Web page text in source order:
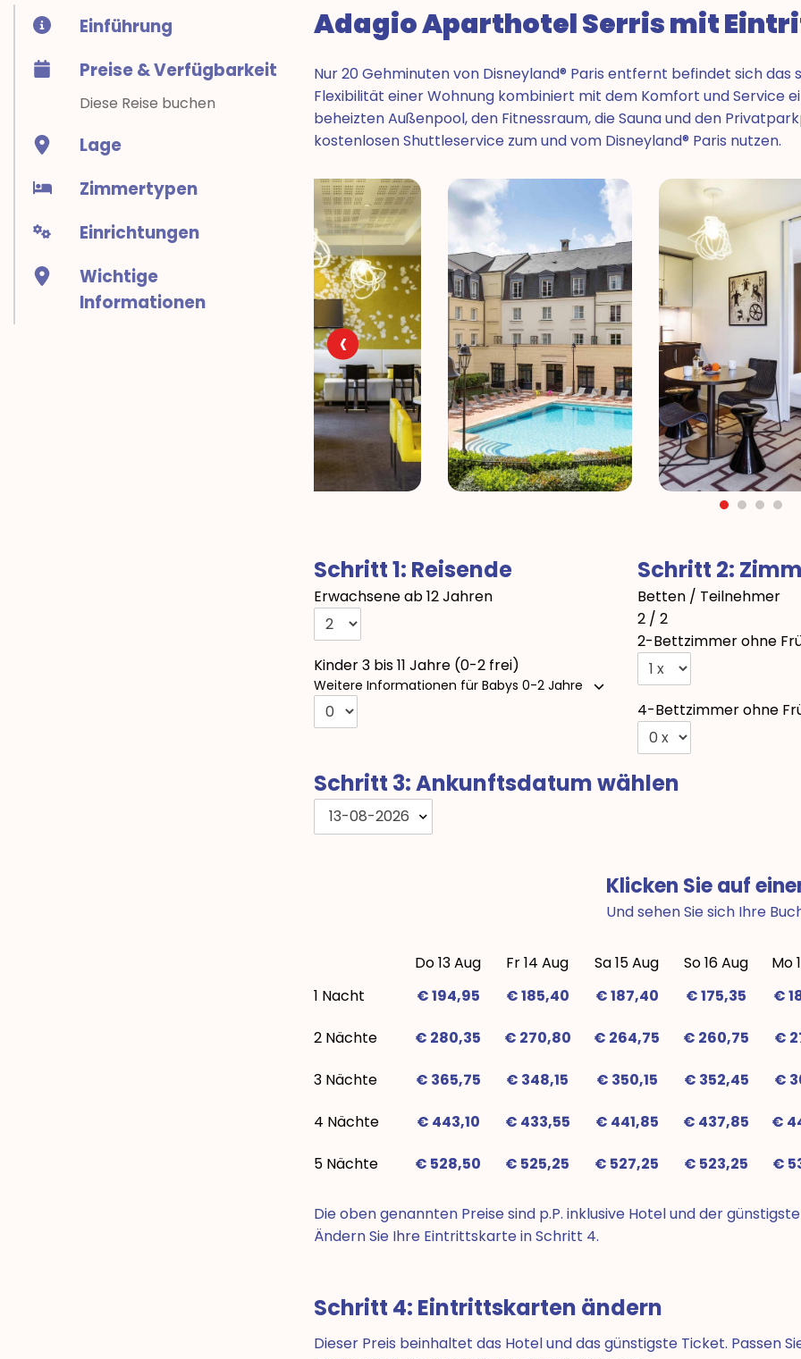
Einführung
Preise & Verfügbarkeit
Diese Reise buchen
Lage
Zimmertypen
Einrichtungen
Wichtige
Informationen
Adagio Aparthotel Serris mit
Nur 20 Gehminuten von Disneyland® Paris entfernt befindet sich
Flexibilität einer Wohnung kombiniert mit dem Komfort und Service
beheizten Außenpool, den Fitnessraum, die Sauna und den
kostenlosen Shuttleservice zum und vom Disneyland® Paris nutzen.
‹
Schritt 1: Reisende
Erwachsene ab 12 Jahren
Kinder 3 bis 11 Jahre (0-2 frei)
Weitere Informationen für Babys 0-2 Jahre
Schritt 2:
Betten / Teilnehmer
2 / 2
2-Bettzimmer ohne
4-Bettzimmer ohne
Schritt 3: Ankunftsdatum wählen
13-08-2026
Klicken Sie auf
Und sehen Sie sich Ihre
Do 13 Aug Fr 14 Aug Sa 15 Aug So 16 Aug
Mo
1 Nacht
€ 194,95 € 185,40 € 187,40 € 175,35 €
2 Nächte € 280,35 € 270,80 € 264,75 € 260,75 €
3 Nächte € 365,75 € 348,15 € 350,15 € 352,45 €
4 Nächte € 443,10 € 433,55 € 441,85 € 437,85 €
5 Nächte € 528,50 € 525,25 € 527,25 € 523,25 €
Die oben genannten Preise sind p.P. inklusive Hotel und der
Ändern Sie Ihre Eintrittskarte in Schritt 4.
Schritt 4: Eintrittskarten ändern
Dieser Preis beinhaltet das Hotel und das günstigste Ticket. Passen